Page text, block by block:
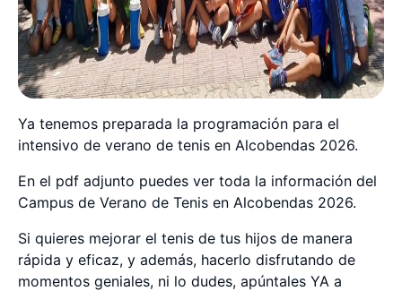
Ya tenemos preparada la programación para el
intensivo de verano de tenis en Alcobendas 2026.
En el pdf adjunto puedes ver toda la información del
Campus de Verano de Tenis en Alcobendas 2026.
Si quieres mejorar el tenis de tus hijos de manera
rápida y eficaz, y además, hacerlo disfrutando de
momentos geniales, ni lo dudes, apúntales YA a